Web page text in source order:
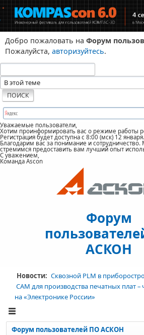
Добро пожаловать на Форум
Пожалуйста, авторизуйтесь.
Уважаемые пользователи,
Хотим проинформировать вас о режиме работы
Регистрация будет доступна с 8:00 (мск) 12 января.
Благодарим вас за понимание и
стремимся предоставить вам лучший опыт
С уважением,
Команда Ascon
Форум
АСКОН
Новости: Сквозной PLM в
CAM для производства печатных плат –
на «Электронике России»
Форум пользователей ПО АСКОН